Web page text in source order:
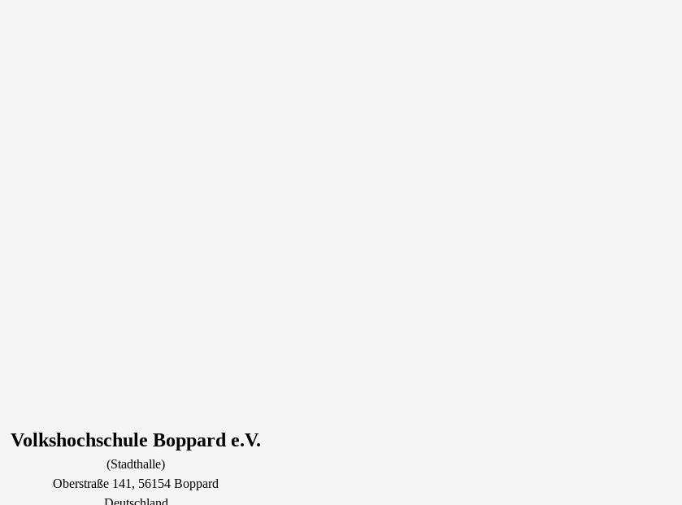
Volkshochschule Boppard e.V.
(Stadthalle)
Oberstraße 141 , 56154 Boppard